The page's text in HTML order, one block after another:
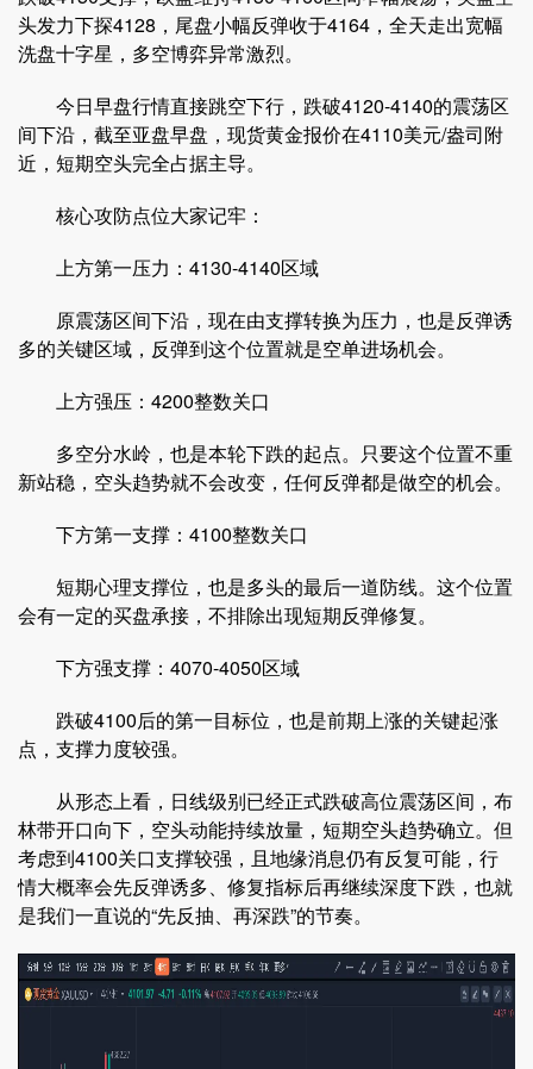
头发力下探4128，尾盘小幅反弹收于4164，全天走出宽幅
洗盘十字星，多空博弈异常激烈。
今日早盘行情直接跳空下行，跌破4120-4140的震荡区
间下沿，截至亚盘早盘，现货黄金报价在4110美元/盎司附
近，短期空头完全占据主导。
核心攻防点位大家记牢：
上方第一压力：4130-4140区域
原震荡区间下沿，现在由支撑转换为压力，也是反弹诱
多的关键区域，反弹到这个位置就是空单进场机会。
上方强压：4200整数关口
多空分水岭，也是本轮下跌的起点。只要这个位置不重
新站稳，空头趋势就不会改变，任何反弹都是做空的机会。
下方第一支撑：4100整数关口
短期心理支撑位，也是多头的最后一道防线。这个位置
会有一定的买盘承接，不排除出现短期反弹修复。
下方强支撑：4070-4050区域
跌破4100后的第一目标位，也是前期上涨的关键起涨
点，支撑力度较强。
从形态上看，日线级别已经正式跌破高位震荡区间，布
林带开口向下，空头动能持续放量，短期空头趋势确立。但
考虑到4100关口支撑较强，且地缘消息仍有反复可能，行
情大概率会先反弹诱多、修复指标后再继续深度下跌，也就
是我们一直说的“先反抽、再深跌”的节奏。